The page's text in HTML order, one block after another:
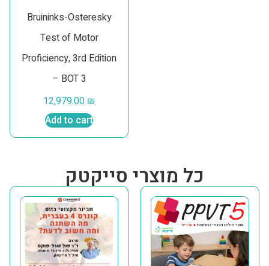
Bruininks-Osteresky
Test of Motor
Proficiency, 3rd Edition
– BOT 3
12,979.00 ₪
Add to cart
כל מוצרי סייקטק